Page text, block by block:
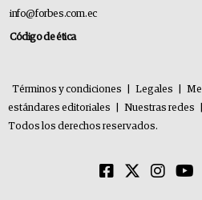
info@forbes.com.ec
Código de ética
Términos y condiciones Legales
estándares editoriales
Nuestras redes
Todos los derechos reservados.